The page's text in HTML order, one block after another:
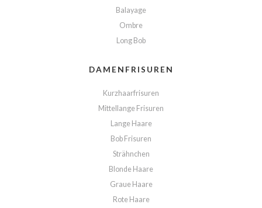
Balayage
Ombre
Long Bob
DAMENFRISUREN
Kurzhaarfrisuren
Mittellange Frisuren
Lange Haare
Bob Frisuren
Strähnchen
Blonde Haare
Graue Haare
Rote Haare